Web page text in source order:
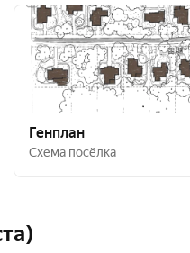
Генплан
Схема посёлка